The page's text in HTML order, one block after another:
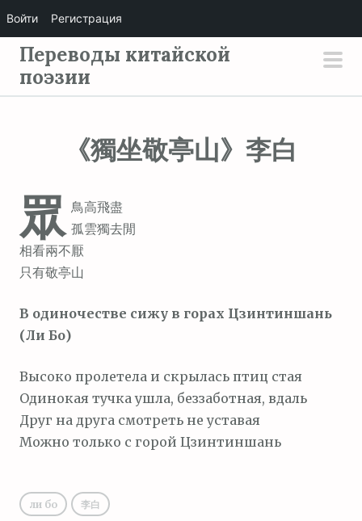
р
Переводы китайской
поэзии
《獨坐敬亭山》李白
眾 鳥高飛盡
孤雲獨去閒
相看兩不厭
只有敬亭山
В одиночестве сижу в горах Цзинтиншань
(Ли Бо)
Высоко пролетела и скрылась птиц стая
Одинокая тучка ушла, беззаботная, вдаль
Друг на друга смотреть не уставая
Можно только с горой Цзинтиншань
ли бо 李白
Войти Регистрация